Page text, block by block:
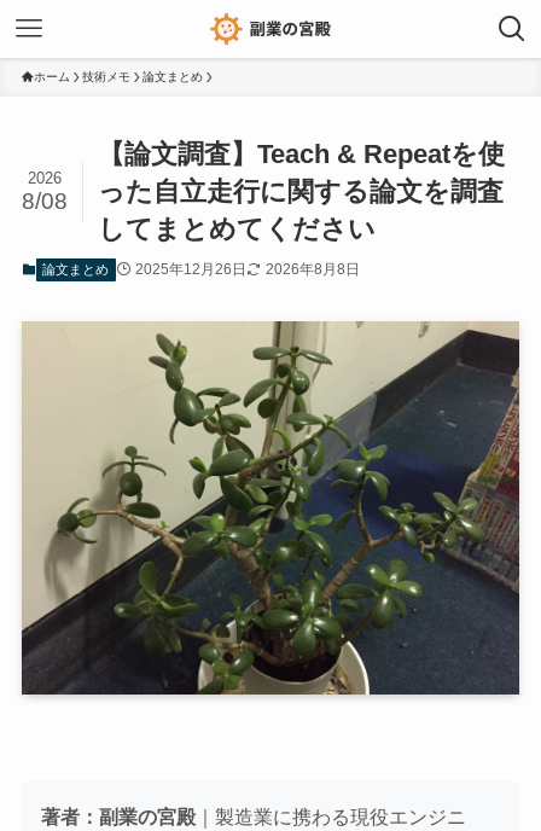
ホーム 技術メモ 論文まとめ
【論文調査】Teach & Repeatを使
った自立走行に関する論文を調査
してまとめてください
2026
8/08
論文まとめ 2025年12月26日 2026年8月8日
著者：副業の宮殿｜製造業に携わる現役エンジニ